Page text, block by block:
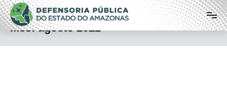
Pular
para
o
conteúdo
Defensoria Pública do Estado do
Amazonas
Mês:agosto 2022